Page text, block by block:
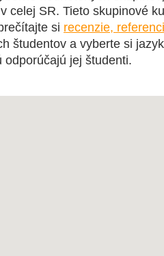
celej SR. Tieto skupinové
si recenzie,
študentov a vyberte si
odporúčajú jej študenti.